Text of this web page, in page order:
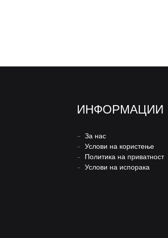
ИНФОРМАЦИИ
– За нас
– Услови на користење
– Политика на приватност
– Услови на испорака